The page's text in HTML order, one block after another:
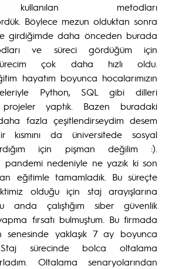
kullanılan metodları
Böylece mezun olduktan sonra
girdiğimde daha önceden burada
ve süreci gördüğüm için
çok daha hızlı oldu.
hayatım boyunca hocalarımızın
Python, SQL gibi dilleri
projeler yaptık. Bazen buradaki
fazla çeşitlendirseydim desem
da üniversitede sosyal
için pişman değilim :).
pandemi nedeniyle ne yazık ki son
eğitimle tamamladık. Bu süreçte
olduğu için staj arayışlarına
anda çalıştığım siber güvenlik
fırsatı bulmuştum. Bu firmada
senesinde yaklaşık 7 ay boyunca
sürecinde bolca oltalama
Oltalama senaryolarından